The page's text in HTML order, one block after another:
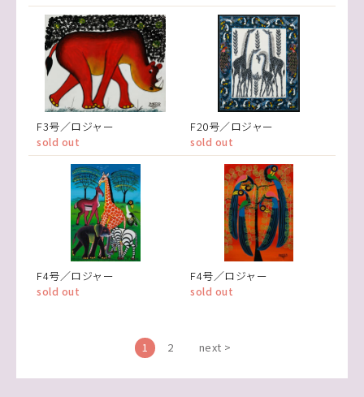
F3号／ロジャー
sold out
F20号／ロジャー
sold out
F4号／ロジャー
sold out
F4号／ロジャー
sold out
1 2 next >